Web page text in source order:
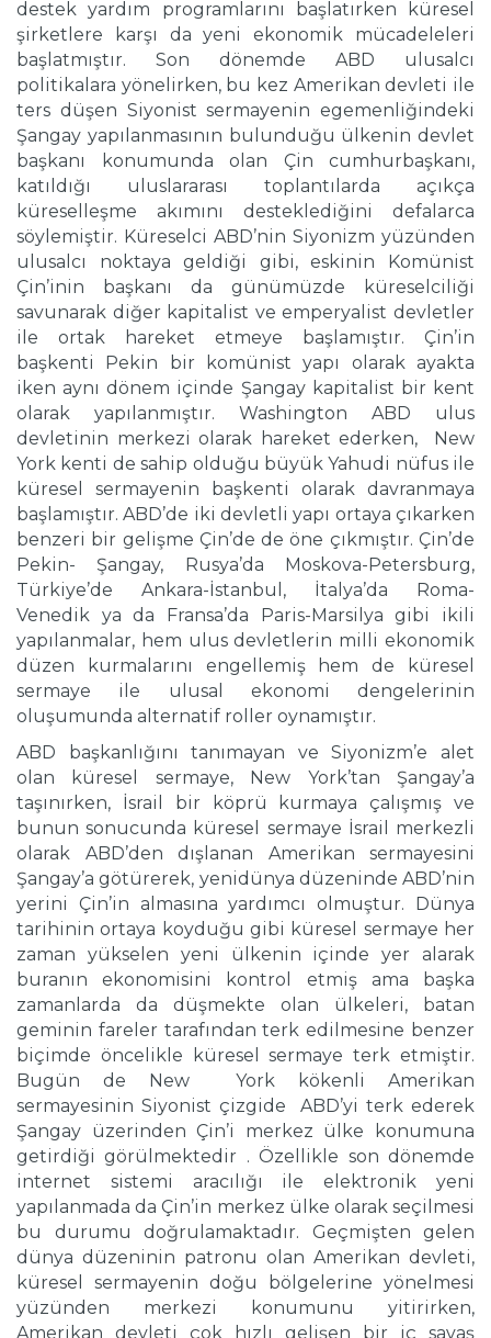
destek yardım programlarını başlatırken küresel
şirketlere karşı da yeni ekonomik mücadeleleri
başlatmıştır. Son dönemde ABD ulusalcı
politikalara yönelirken, bu kez Amerikan devleti ile
ters düşen Siyonist sermayenin egemenliğindeki
Şangay yapılanmasının bulunduğu ülkenin devlet
başkanı konumunda olan Çin cumhurbaşkanı,
katıldığı uluslararası toplantılarda açıkça
küreselleşme akımını desteklediğini defalarca
söylemiştir. Küreselci ABD’nin Siyonizm yüzünden
ulusalcı noktaya geldiği gibi, eskinin Komünist
Çin’inin başkanı da günümüzde küreselciliği
savunarak diğer kapitalist ve emperyalist devletler
ile ortak hareket etmeye başlamıştır. Çin’in
başkenti Pekin bir komünist yapı olarak ayakta
iken aynı dönem içinde Şangay kapitalist bir kent
olarak yapılanmıştır. Washington ABD ulus
devletinin merkezi olarak hareket ederken, New
York kenti de sahip olduğu büyük Yahudi nüfus ile
küresel sermayenin başkenti olarak davranmaya
başlamıştır. ABD’de iki devletli yapı ortaya çıkarken
benzeri bir gelişme Çin’de de öne çıkmıştır. Çin’de
Pekin- Şangay, Rusya’da Moskova-Petersburg,
Türkiye’de Ankara-İstanbul, İtalya’da Roma-
Venedik ya da Fransa’da Paris-Marsilya gibi ikili
yapılanmalar, hem ulus devletlerin milli ekonomik
düzen kurmalarını engellemiş hem de küresel
sermaye ile ulusal ekonomi dengelerinin
oluşumunda alternatif roller oynamıştır.
ABD başkanlığını tanımayan ve Siyonizm’e alet
olan küresel sermaye, New York’tan Şangay’a
taşınırken, İsrail bir köprü kurmaya çalışmış ve
bunun sonucunda küresel sermaye İsrail merkezli
olarak ABD’den dışlanan Amerikan sermayesini
Şangay’a götürerek, yenidünya düzeninde ABD’nin
yerini Çin’in almasına yardımcı olmuştur. Dünya
tarihinin ortaya koyduğu gibi küresel sermaye her
zaman yükselen yeni ülkenin içinde yer alarak
buranın ekonomisini kontrol etmiş ama başka
zamanlarda da düşmekte olan ülkeleri, batan
geminin fareler tarafından terk edilmesine benzer
biçimde öncelikle küresel sermaye terk etmiştir.
Bugün de New York kökenli Amerikan
sermayesinin Siyonist çizgide ABD’yi terk ederek
Şangay üzerinden Çin’i merkez ülke konumuna
getirdiği görülmektedir . Özellikle son dönemde
internet sistemi aracılığı ile elektronik yeni
yapılanmada da Çin’in merkez ülke olarak seçilmesi
bu durumu doğrulamaktadır. Geçmişten gelen
dünya düzeninin patronu olan Amerikan devleti,
küresel sermayenin doğu bölgelerine yönelmesi
yüzünden merkezi konumunu yitirirken,
Amerikan devleti çok hızlı gelişen bir iç savaş